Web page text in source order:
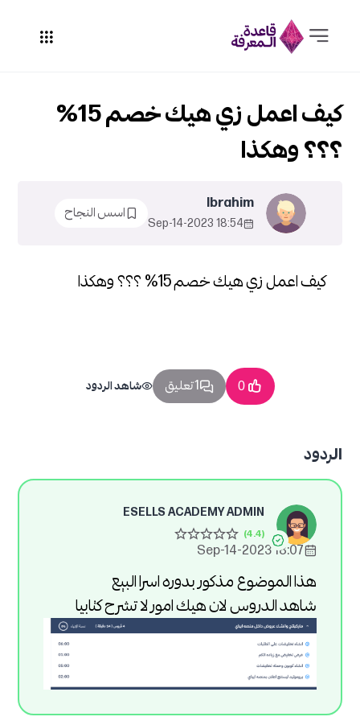
كيف اعمل زي هيك خصم 15% ؟؟؟ وهكذا
كيف اعمل زي هيك خصم 15%
؟؟؟ وهكذا
Ibrahim
18:54 2023-Sep-14
اسس النجاح
0 1 تعليق شاهد الردود
الردود
ESELLS ACADEMY ADMIN
18:07 2023-Sep-14
هذا الموضوع مذكور بدوره اسرا البيع
شاهد الدروس لان هيك امور لا تشرح كتابيا